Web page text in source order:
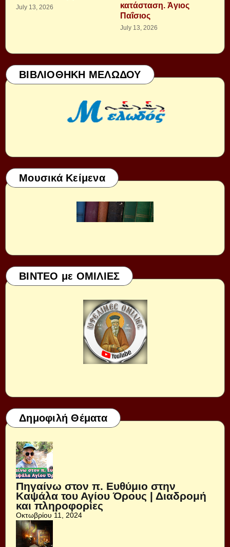
July 13, 2026
κατάσταση. Ἁγιος
Παΐσιος
July 13, 2026
ΒΙΒΛΙΟΘΗΚΗ ΜΕΛΩΔΟΥ
Μουσικά Κείμενα
ΒΙΝΤΕΟ με ΟΜΙΛΙΕΣ
Δημοφιλή Θέματα
Πηγαίνω στον π. Ευθύμιο στην
Καψάλα του Αγίου Όρους | Διαδρομή
και πληροφορίες
Οκτωβρίου 11, 2024